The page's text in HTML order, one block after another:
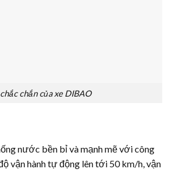
chắn của xe DIBAO
nước bền bỉ và mạnh mẽ với công
vận hành tự động lên tới 50 km/h, vận